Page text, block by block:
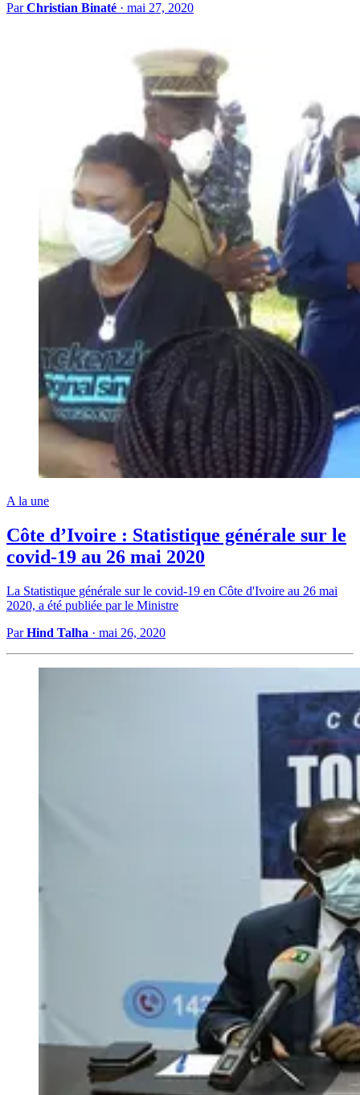
ParChristian Binaté · mai 27, 2020
A la une
Côte d’Ivoire : Statistique générale sur le
covid-19 au 26 mai 2020
La Statistique générale sur le covid-19 en Côte d'Ivoire au 26 mai
2020, a été publiée par le Ministre
ParHind Talha · mai 26, 2020